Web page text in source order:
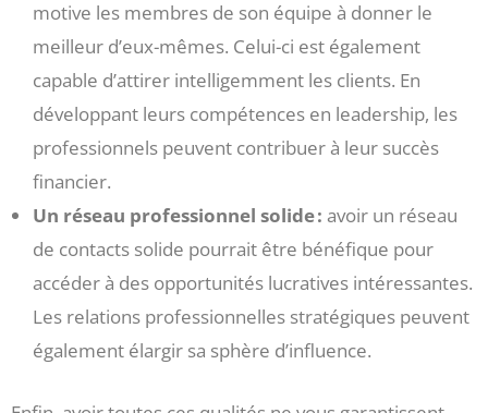
motive les membres de son équipe à donner le
meilleur d’eux-mêmes. Celui-ci est également
capable d’attirer intelligemment les clients. En
développant leurs compétences en leadership, les
professionnels peuvent contribuer à leur succès
financier.
Un réseau professionnel solide : avoir un réseau
de contacts solide pourrait être bénéfique pour
accéder à des opportunités lucratives intéressantes.
Les relations professionnelles stratégiques peuvent
également élargir sa sphère d’influence.